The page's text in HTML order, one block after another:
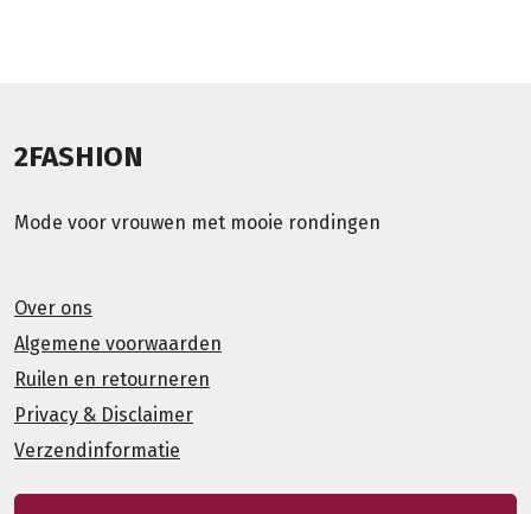
2FASHION
Mode voor vrouwen met mooie rondingen
Over ons
Algemene voorwaarden
Ruilen en retourneren
Privacy & Disclaimer
Verzendinformatie